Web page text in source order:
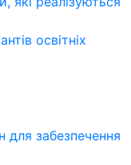
освітніх
для забезпечення